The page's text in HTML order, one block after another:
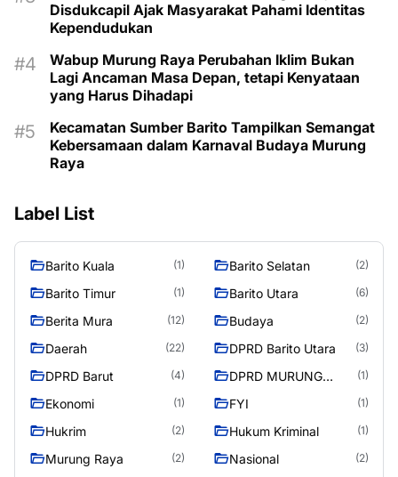
Disdukcapil Ajak Masyarakat Pahami Identitas
Kependudukan
Wabup Murung Raya Perubahan Iklim Bukan
Lagi Ancaman Masa Depan, tetapi Kenyataan
yang Harus Dihadapi
Kecamatan Sumber Barito Tampilkan Semangat
Kebersamaan dalam Karnaval Budaya Murung
Raya
Label List
Barito Kuala (1) Barito Selatan (2)
Barito Timur (1) Barito Utara (6)
Berita Mura (12) Budaya (2)
Daerah (22) DPRD Barito Utara (3)
DPRD Barut (4)
DPRD MURUNG
(1)
Ekonomi (1) FYI (1)
Hukrim (2) Hukum Kriminal (1)
Murung Raya (2) Nasional (2)